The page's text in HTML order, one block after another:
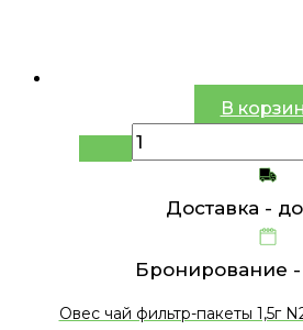
В
Доставка -
Бронирование -
Овес чай фильтр-пакеты 1,5г